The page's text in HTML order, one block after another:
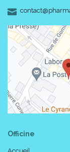
contact-
@-
Officine